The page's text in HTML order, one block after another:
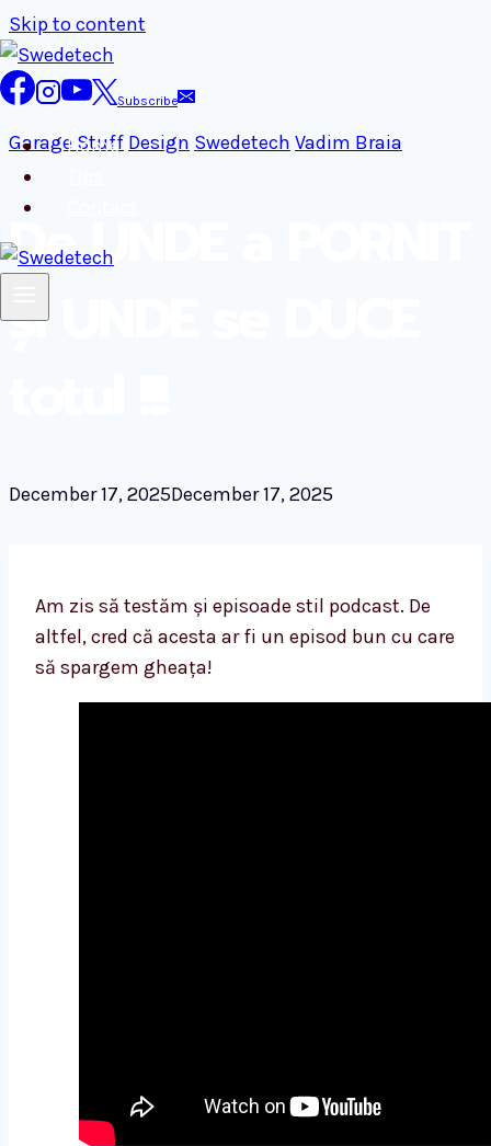
Skip to content
Subscribe
Home
Garage Stuff Design Swedetech Vadim Braia
De UNDE a PORNIT
și UNDE se DUCE
December 17, 2025December 17, 2025
Am zis să testăm și episoade stil podcast. De
altfel, cred că acesta ar fi un episod bun cu care
să spargem gheața!